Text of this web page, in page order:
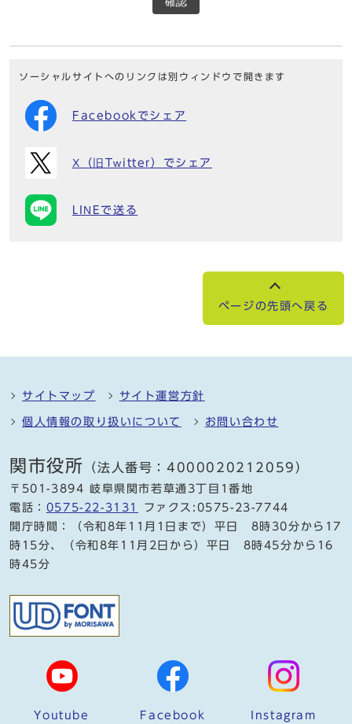
ソーシャルサイトへのリンクは別ウィンドウで開きます
Facebookでシェア
X（旧Twitter）でシェア
LINEで送る
ページの先頭へ戻る
サイトマップ サイト運営方針
個人情報の取り扱いについて お問い合わせ
関市役所 （法人番号：4000020212059）
〒501-3894 岐阜県関市若草通3丁目1番地
電話： 0575-22-3131
ファクス:0575-23-7744
開庁時間：（令和8年11月1日まで）平日 8時30分から17
時15分、（令和8年11月2日から）平日 8時45分から16
時45分
Youtube Facebook Instagram